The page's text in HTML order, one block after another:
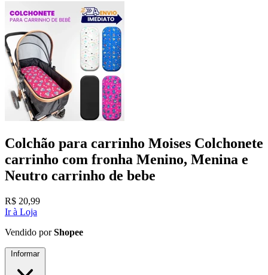
Colchão para carrinho Moises Colchonete
carrinho com fronha Menino, Menina e
Neutro carrinho de bebe
R$ 20,99
Ir à Loja
Vendido porShopee
Informar